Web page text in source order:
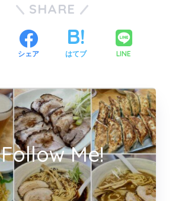
SHARE
シェア はてブ LINE
Follow Me!